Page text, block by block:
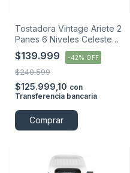
Tostadora Vintage Ariete 2
Panes 6 Niveles Celeste
155 Azul Bebé
$139.999 -42% OFF
$240.599
$125.999,10 con
Transferencia bancaria